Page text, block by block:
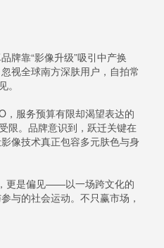
牌靠“影像升级”吸引中产换
视全球南方深肤用户，自拍常
。
，服务预算有限却渴望表达的
限。品牌意识到，跃迁关键在
像技术真正包容多元肤色与身
更是偏见——以一场跨文化的
与的社会运动。不只赢市场，